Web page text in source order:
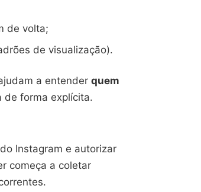
de volta;
de visualização).
a entender quem
de forma explícita.
Instagram e autorizar
começa a coletar